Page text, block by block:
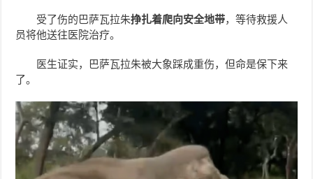
受了伤的巴萨瓦拉朱挣扎着爬向安全地带，等待救援人
员将他送往医院治疗。
医生证实，巴萨瓦拉朱被大象踩成重伤，但命是保下来
了。